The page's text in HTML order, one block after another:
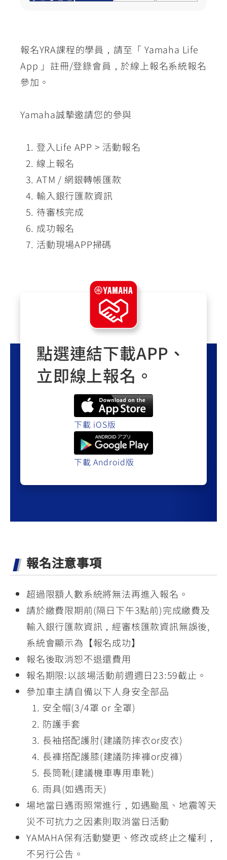
報名YRA課程的學員，請至「 Yamaha Life
App 」註冊/登錄會員，於線上報名系統報名
參加。
Yamaha誠摯邀請您的參與
登入Life APP > 活動報名
線上報名
ATM / 網銀轉帳匯款
輸入銀行匯款資訊
待審核完成
成功報名
活動現場APP掃碼
點選連結下載APP、
立即線上報名。
下載 iOS版
下載 Android版
報名注意事項
超過限額人數系統將無法再進入報名。
請於繳費限期前(隔日下午3點前)完成繳費及
輸入銀行匯款資訊，經審核匯款資訊無誤後,
系統會顯示為【報名成功】
報名後取消恕不退還費用
報名期限:以該場活動前週週日23:59截止。
參加車主請自備以下人身安全部品
安全帽(3/4罩 or 全罩)
防護手套
長袖搭配護肘(建議防摔衣or皮衣)
長褲搭配護膝(建議防摔褲or皮褲)
長筒靴(建議機車專用車靴)
雨具(如遇雨天)
場地當日遇雨照常進行，如遇颱風、地震等天
災不可抗力之因素則取消當日活動
YAMAHA保有活動變更、修改或終止之權利，
不另行公告。